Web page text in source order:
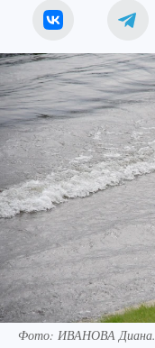
Фото: ИВАНОВА Диана.